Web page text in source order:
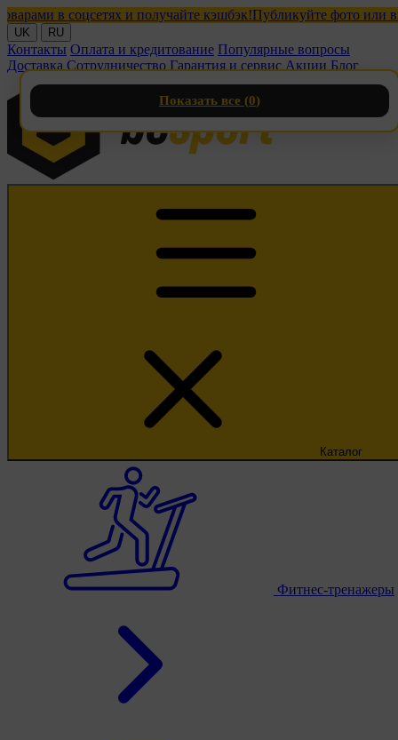
в соцсетях и получайте кэшбэк!Публикуйте фото или
UK RU
Контакты Оплата и кредитование Популярные вопросы
Доставка Сотрудничество Гарантия и сервис Акции Блог
Каталог
Фитнес-тренажеры
Показать все (0)